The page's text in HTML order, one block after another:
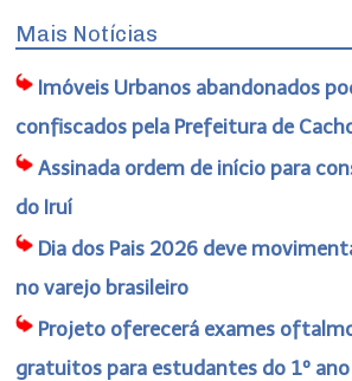
Mais Notícias
Imóveis Urbanos abandonados
confiscados pela Prefeitura de
Assinada ordem de início para
do Iruí
Dia dos Pais 2026 deve
no varejo brasileiro
Projeto oferecerá exames
gratuitos para estudantes do 1º